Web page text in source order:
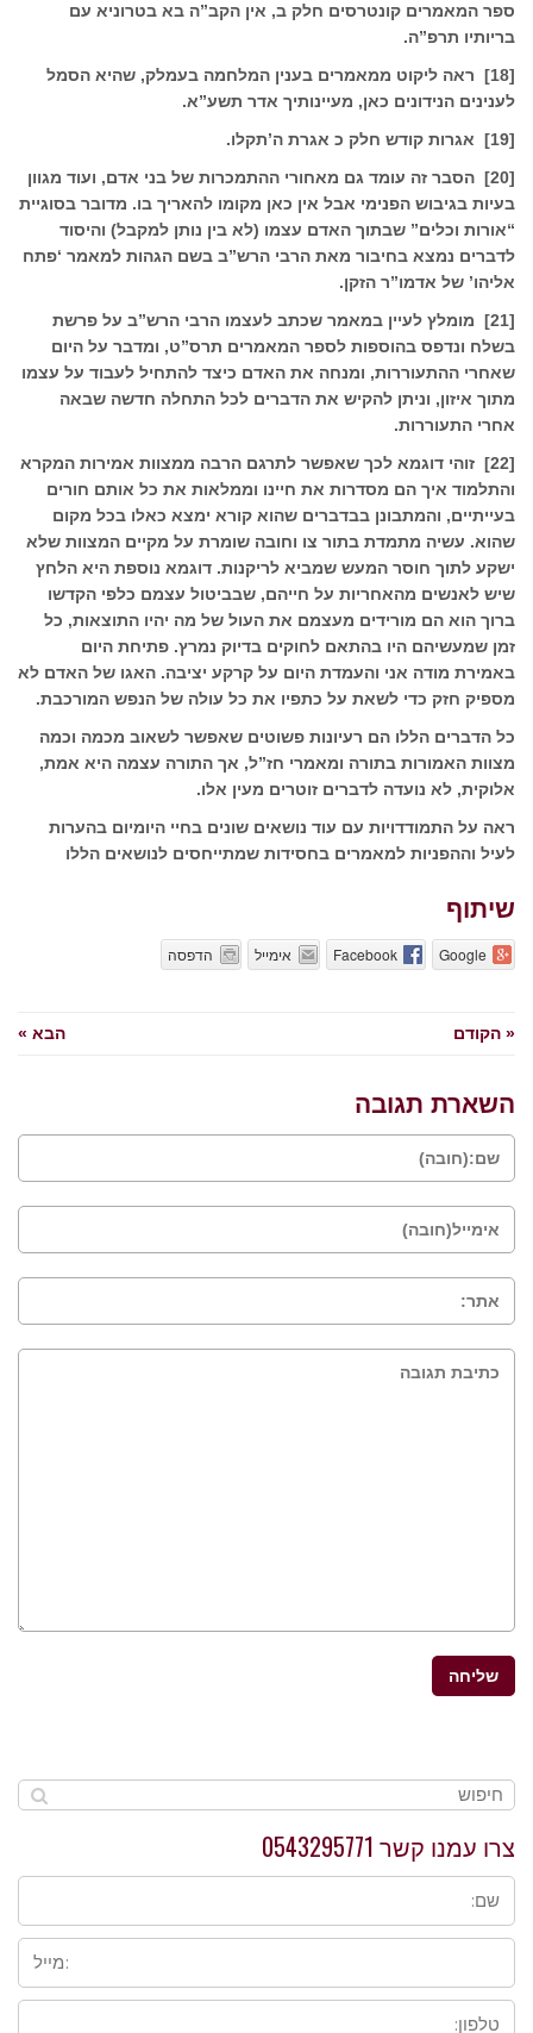
ספר המאמרים קונטרסים חלק ב, אין הקב”ה בא בטרוניא עם
בריותיו תרפ”ה.
[18] ראה ליקוט ממאמרים בענין המלחמה בעמלק, שהיא הסמל
לענינים הנידונים כאן, מעיינותיך אדר תשע”א.
[19] אגרות קודש חלק כ אגרת ה’תקלו.
[20] הסבר זה עומד גם מאחורי ההתמכרות של בני אדם, ועוד מגוון
בעיות בגיבוש הפנימי אבל אין כאן מקומו להאריך בו. מדובר בסוגיית
“אורות וכלים” שבתוך האדם עצמו (לא בין נותן למקבל) והיסוד
לדברים נמצא בחיבור מאת הרבי הרש”ב בשם הגהות למאמר ‘פתח
אליהו’ של אדמו”ר הזקן.
[21] מומלץ לעיין במאמר שכתב לעצמו הרבי הרש”ב על פרשת
בשלח ונדפס בהוספות לספר המאמרים תרס”ט, ומדבר על היום
שאחרי ההתעוררות, ומנחה את האדם כיצד להתחיל לעבוד על עצמו
מתוך איזון, וניתן להקיש את הדברים לכל התחלה חדשה שבאה
אחרי התעוררות.
[22] זוהי דוגמא לכך שאפשר לתרגם הרבה ממצוות אמירות המקרא
והתלמוד איך הם מסדרות את חיינו וממלאות את כל אותם חורים
בעייתיים, והמתבונן בבדברים שהוא קורא ימצא כאלו בכל מקום
שהוא. עשיה מתמדת בתור צו וחובה שומרת על מקיים המצוות שלא
ישקע לתוך חוסר המעש שמביא לריקנות. דוגמא נוספת היא הלחץ
שיש לאנשים מהאחריות על חייהם, שבביטול עצמם כלפי הקדשו
ברוך הוא הם מורידים מעצמם את העול של מה יהיו התוצאות, כל
זמן שמעשיהם היו בהתאם לחוקים בדיוק נמרץ. פתיחת היום
באמירת מודה אני והעמדת היום על קרקע יציבה. האגו של האדם לא
מספיק חזק כדי לשאת על כתפיו את כל עולה של הנפש המורכבת.
כל הדברים הללו הם רעיונות פשוטים שאפשר לשאוב מכמה וכמה
מצוות האמורות בתורה ומאמרי חז”ל, אך התורה עצמה היא אמת,
אלוקית, לא נועדה לדברים זוטרים מעין אלו.
ראה על התמודדויות עם עוד נושאים שונים בחיי היומיום בהערות
לעיל וההפניות למאמרים בחסידות שמתייחסים לנושאים הללו
שיתוף
Google
Facebook אימייל הדפסה
« הקודם הבא »
השארת תגובה
צרו עמנו קשר 0543295771